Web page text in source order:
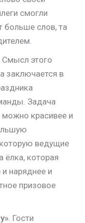
смогли
больше слов, та
. Смысл этого
заключается в
Задача
красивее и
ведущие
ёлка, которая
наряднее и
призовое
. Гости